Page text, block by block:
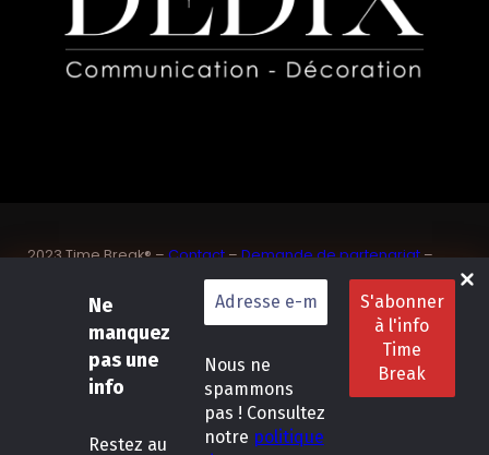
Ne
manquez
pas une
info
Restez au
Nous ne
spammons
pas ! Consultez
notre politique
2023 Time Break® –Contact–Demande de partenariat–
Sponsoriser un joueur de padel français
SASU Dedix Communication – 87 rue de Mireille – 83 150
Bandol – Var
Politique de confidentialité
Conditions
générales de location
Follow Us :LinkedIn
Instagram